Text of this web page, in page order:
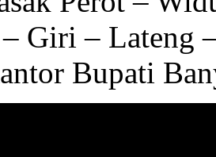
– Giri – Lateng
Bupati